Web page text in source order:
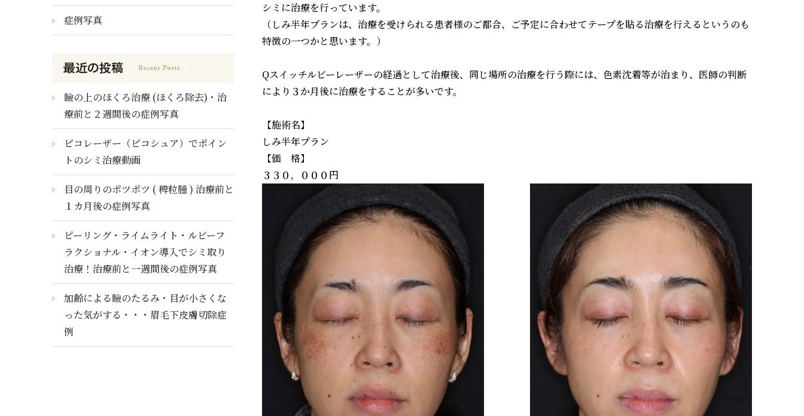
シミに治療を行っています。
（しみ半年プランは、治療を受けられる患者様のご都合、ご予定に合わせてテープを貼る治療を行えるというのも
特徴の一つかと思います。）
Qスイッチルビーレーザーの経過として治療後、同じ場所の治療を行う際には、色素沈着等が治まり、医師の判断
により３か月後に治療をすることが多いです。
【施術名】
しみ半年プラン
【価 格】
３３０，０００円
症例写真
瞼の上のほくろ治療 (ほくろ除去)・治
療前と２週間後の症例写真
ピコレーザー（ピコシュア）でポイン
トのシミ治療動画
目の周りのポツポツ ( 稗粒腫 ) 治療前と
１カ月後の症例写真
ピーリング・ライムライト・ルビーフ
ラクショナル・イオン導入でシミ取り
治療！治療前と一週間後の症例写真
加齢による瞼のたるみ・目が小さくな
った気がする・・・眉毛下皮膚切除症
例